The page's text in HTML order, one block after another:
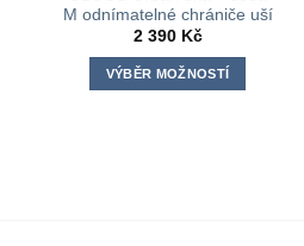
M odnímatelné chrániče uší
2 390 Kč
VÝBĚR MOŽNOSTÍ